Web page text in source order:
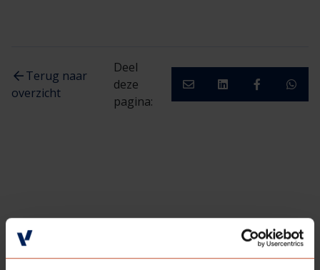
Terug naar
overzicht
Deel
deze
pagina:
MEER RELEVANTE ARTIKELEN